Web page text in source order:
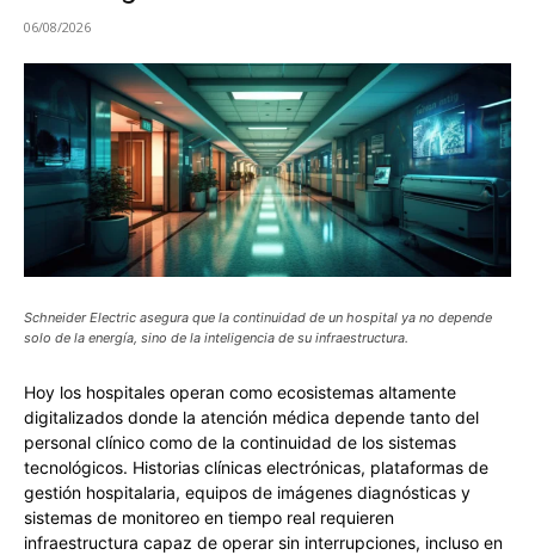
06/08/2026
Schneider Electric asegura que la continuidad de un hospital ya no depende
solo de la energía, sino de la inteligencia de su infraestructura.
Hoy los hospitales operan como ecosistemas altamente
digitalizados donde la atención médica depende tanto del
personal clínico como de la continuidad de los sistemas
tecnológicos. Historias clínicas electrónicas, plataformas de
gestión hospitalaria, equipos de imágenes diagnósticas y
sistemas de monitoreo en tiempo real requieren
infraestructura capaz de operar sin interrupciones, incluso en